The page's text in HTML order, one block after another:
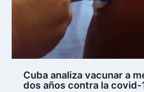
Cuba analiza vacunar a
dos años contra la covid-